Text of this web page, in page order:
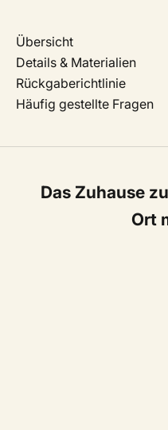
Übersicht
Details & Materialien
Rückgaberichtlinie
Häufig gestellte Fragen
Das Zuhause
Ort